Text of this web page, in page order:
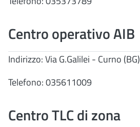
Centro operativo AIB
Indirizzo: Via G.Galilei - Curno (BG)
Telefono: 035611009
Centro TLC di zona